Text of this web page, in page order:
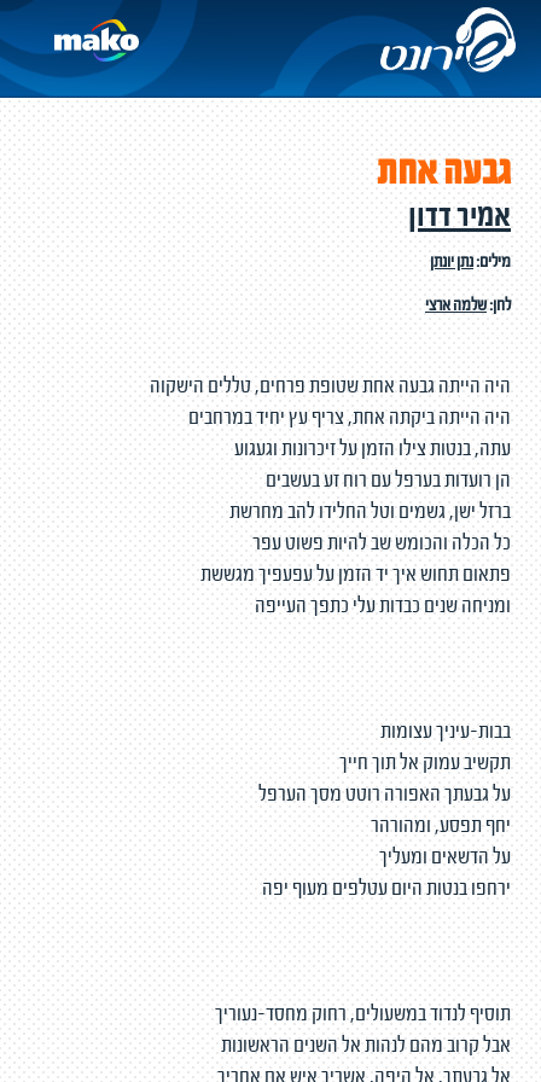
גבעה אחת
אמיר דדון
מילים:נתן יונתן
לחן:שלמה ארצי
היה הייתה גבעה אחת שטופת פרחים, טללים הישקוה
היה הייתה ביקתה אחת, צריף עץ יחיד במרחבים
עתה, בנטות צילו הזמן על זיכרונות וגעגוע
הן רועדות בערפל עם רוח זע בעשבים
ברזל ישן, גשמים וטל החלידו להב מחרשת
כל הכלה והכומש שב להיות פשוט עפר
פתאום תחוש איך יד הזמן על עפעפיך מגששת
ומניחה שנים כבדות עלי כתפך העייפה
בבות-עיניך עצומות
תקשיב עמוק אל תוך חייך
על גבעתך האפורה רוטט מסך הערפל
יחף תפסע, ומהורהר
על הדשאים ומעליך
ירחפו בנטות היום עטלפים מעוף יפה
תוסיף לנדוד במשעולים, רחוק מחסד-נעוריך
אבל קרוב מהם לנהות אל השנים הראשונות